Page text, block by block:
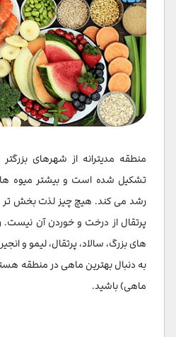
منطقه مدیترانه از شهرهای بزرگتر
تشکیل شده است و بیشتر میوه
رشد می کند. هیچ چیز لذت بخش تر
پرتقال از درخت و خوردن آن نیست.
های بزرگ، سالاد، پرتقال، لیمو و
ماهی) باشید.